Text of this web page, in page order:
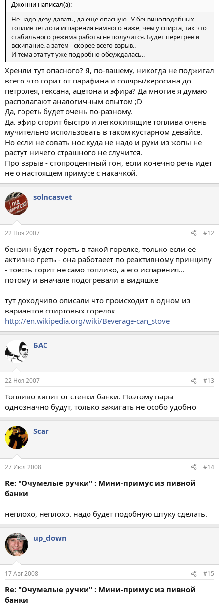
Джонни написал(а):
Не надо дезу давать, да еще опасную.. У бензиноподобных
топлив теплота испарения намного ниже, чем у спирта, так что
стабильного режима работы не получится. Будет перегрев и
вскипание, а затем - скорее всего взрыв..
И тема эта тут уже подробно обсуждалась..
Хренли тут опасного? Я, по-вашему, никогда не поджигал
всего что горит от парафина и соляры/керосина до
петролея, гексана, ацетона и эфира? Да многие я думаю
располагают аналогичным опытом ;D
Да, гореть будет очень по-разному.
Да, эфир сгорит быстро и легкокипящие топлива очень
мучительно использовать в таком кустарном девайсе.
Но если не совать нос куда не надо и руки из жопы не
растут ничего страшного не случится.
Про взрыв - стопроцентный гон, если конечно речь идет
не о настоящем примусе с накачкой.
solncasvet
22 Ноя 2007 #12
бензин будет гореть в такой горелке, только если её
активно греть - она работаеет по реактивному принципу
- тоесть горит не само топливо, а его испарения...
потому и вначале подогревали в видяшке
тут доходчиво описали что происходит в одном из
вариантов спиртовых горелок
http://en.wikipedia.org/wiki/Beverage-can_stove
БАС
22 Ноя 2007 #13
Топливо кипит от стенки банки. Поэтому пары
однозначно будут, только зажигать не особо удобно.
Scar
27 Июл 2008 #14
Re: "Очумелые ручки" : Мини-примус из пивной
банки
неплохо, неплохо. надо будет подобную штуку сделать.
up_down
17 Авг 2008 #15
Re: "Очумелые ручки" : Мини-примус из пивной
банки